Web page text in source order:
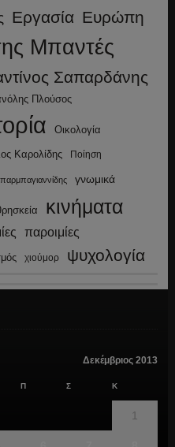
Εργασία Ευρώπη
Μπαντές
Σαπαρδάνης
Πλούσος
Οικολογία
Καρολίδης Ποίηση
γνωμικά
κινήματα
παροιμίες
χιούμορ ψυχολογία
Δεκέμβριος 2013
Π Σ Κ
1